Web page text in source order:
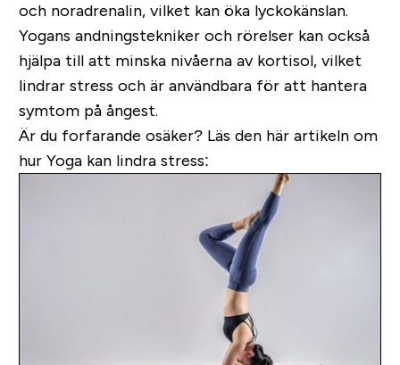
och noradrenalin, vilket kan öka lyckokänslan.
Yogans andningstekniker och rörelser kan också
hjälpa till att minska nivåerna av kortisol, vilket
lindrar stress och är användbara för att hantera
symtom på ångest.
Är du forfarande osäker? Läs den här artikeln om
hur Yoga kan lindra stress: